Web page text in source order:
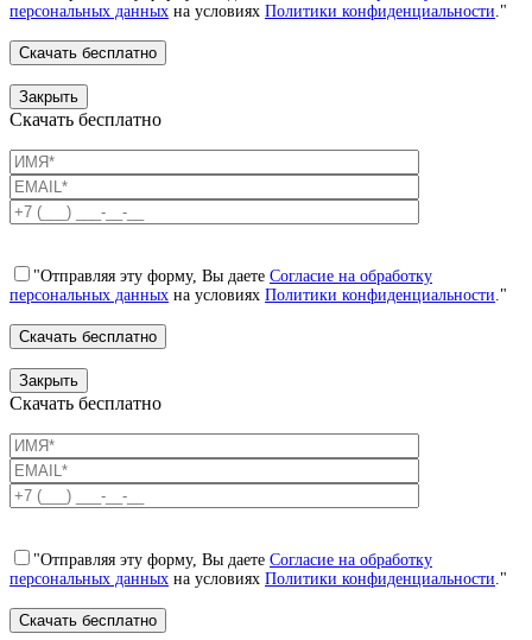
персональных данных на условиях Политики конфиденциальности."
Закрыть
Скачать бесплатно
"Отправляя эту форму, Вы даете Согласие на обработку
персональных данных на условиях Политики конфиденциальности."
Закрыть
Скачать бесплатно
"Отправляя эту форму, Вы даете Согласие на обработку
персональных данных на условиях Политики конфиденциальности."